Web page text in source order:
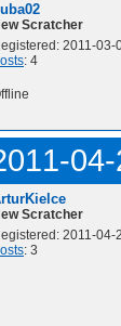
Scratcher
2011-03-
: 4
Scratcher
2011-04-
: 3